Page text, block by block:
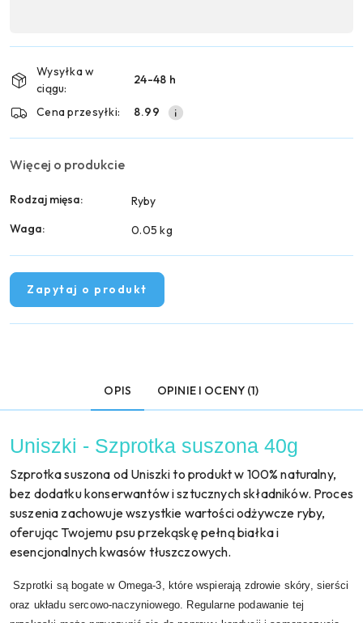
płatność
dostawa
Wysyłka w
ciągu:
24-48 h
Cena przesyłki: 8.99
Więcej o produkcie
Rodzaj mięsa:
Ryby
Waga:
0.05 kg
Zapytaj o produkt
OPIS OPINIE I OCENY (1)
Uniszki - Szprotka suszona 40g
Szprotka suszona od Uniszki to produkt w 100% naturalny,
bez dodatku konserwantów i sztucznych składników. Proces
suszenia zachowuje wszystkie wartości odżywcze ryby,
oferując Twojemu psu przekąskę pełną białka i
esencjonalnych kwasów tłuszczowych.
Szprotki są bogate w Omega-3, które wspierają zdrowie skóry, sierści
oraz układu sercowo-naczyniowego. Regularne podawanie tej